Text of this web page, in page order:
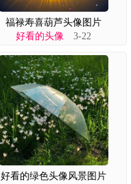
福禄寿喜葫芦头像图片
好看的头像 3-22
好看的绿色头像风景图片